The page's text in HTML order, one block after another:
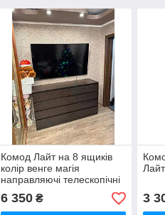
Комод Лайт на 8 ящиків
колір венге магія
направляючі телескопічні
виробник асмеблі
6 350₴
Лайт
3